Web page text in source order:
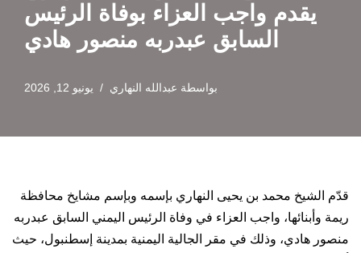
يقدم واجب العزاء بوفاة الرئيس
السابق عبدربه منصور هادي
بواسطة عبدالله النهاري يونيو 12, 2026
قدّم الشيخ محمد بن يحيى النهاري بإسمه وبإسم مشايخ محافظة
ريمة وأبنائها، واجب العزاء في وفاة الرئيس اليمني السابق عبدربه
منصور هادي، وذلك في مقر الجالية اليمنية بمدينة إسطنبول، حيث